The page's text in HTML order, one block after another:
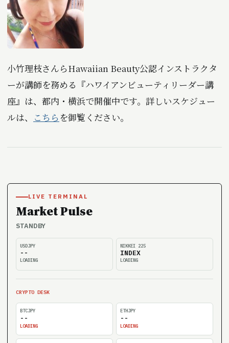
小竹理枝さんらHawaiian Beauty公認インストラクタ
ーが講師を務める『ハワイアンビューティリーダー講
座』は、都内・横浜で開催中です。詳しいスケジュー
ルは、 こちら を御覧ください。
LIVE TERMINAL
Market Pulse
STANDBY
USDJPY
--
LOADING
NIKKEI 225
INDEX
LOADING
CRYPTO DESK
BTCJPY
--
LOADING
ETHJPY
--
LOADING